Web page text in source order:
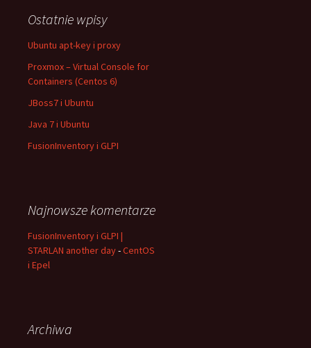
Ostatnie wpisy
Ubuntu apt-key i proxy
Proxmox – Virtual Console for
Containers (Centos 6)
JBoss7 i Ubuntu
Java 7 i Ubuntu
FusionInventory i GLPI
Najnowsze komentarze
FusionInventory i GLPI |
STARLAN another day-CentOS
i Epel
Archiwa